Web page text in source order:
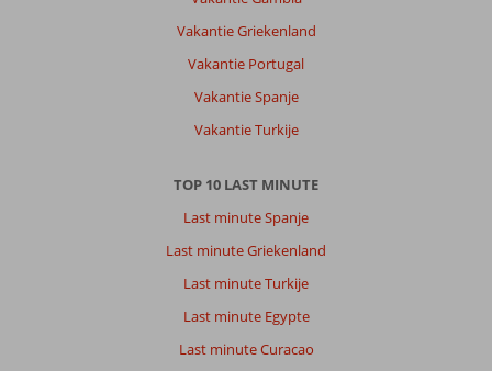
Vakantie Griekenland
Vakantie Portugal
Vakantie Spanje
Vakantie Turkije
TOP 10 LAST MINUTE
Last minute Spanje
Last minute Griekenland
Last minute Turkije
Last minute Egypte
Last minute Curacao